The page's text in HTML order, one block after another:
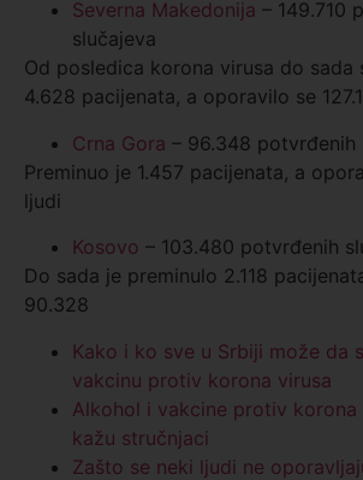
Severna Makedonija – 149.710
slučajeva
Od posledica korona virusa do sada
4.628 pacijenata, a oporavilo se
Crna Gora – 96.348 potvrđenih
Preminuo je 1.457 pacijenata, a
ljudi
Kosovo – 103.480 potvrđenih
Do sada je preminulo 2.118
90.328
Kako i ko sve u Srbiji može da
vakcinu protiv korona virusa
Alkohol i vakcine protiv korona
kažu stručnjaci
Zašto se neki ljudi ne